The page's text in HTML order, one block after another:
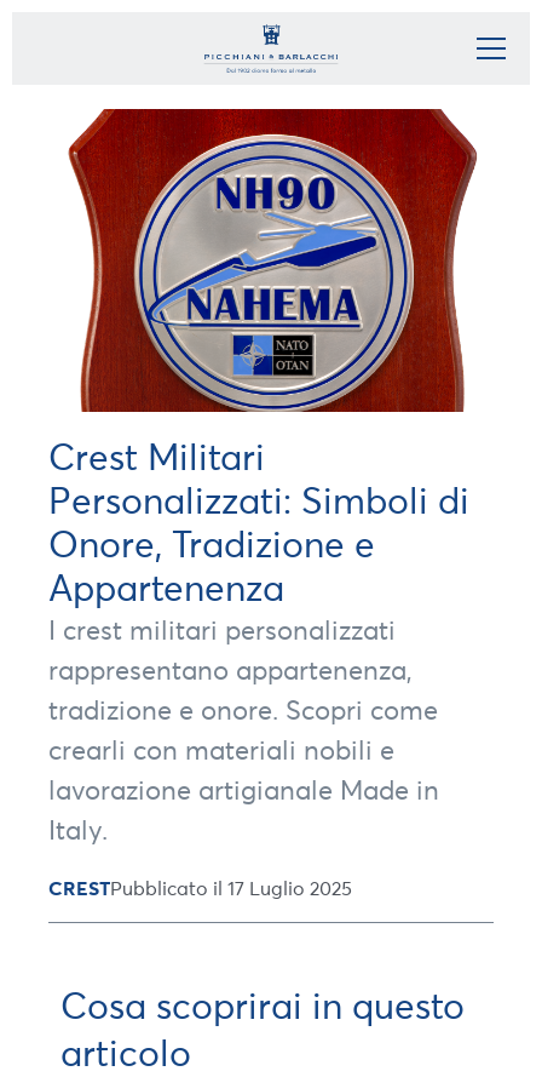
Crest Militari
Personalizzati: Simboli di
Onore, Tradizione e
Appartenenza
I crest militari personalizzati
rappresentano appartenenza,
tradizione e onore. Scopri come
crearli con materiali nobili e
lavorazione artigianale Made in
Italy.
CRESTPubblicato il 17 Luglio 2025
Cosa scoprirai in questo
articolo